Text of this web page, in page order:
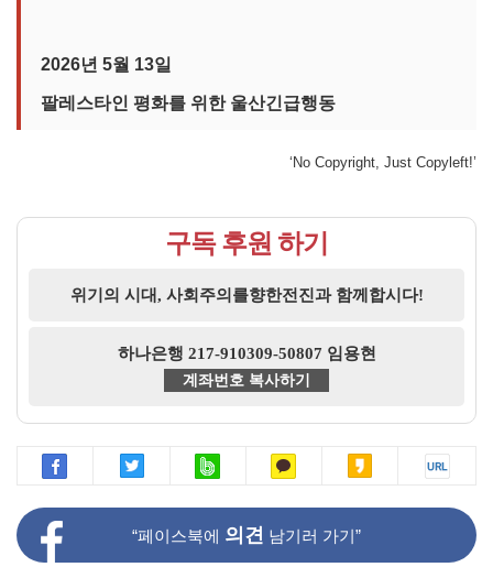
2026년 5월 13일
팔레스타인 평화를 위한 울산긴급행동
‘No Copyright, Just Copyleft!’
구독 후원 하기
위기의 시대, 사회주의를향한전진과 함께합시다!
하나은행 217-910309-50807 임용현
계좌번호 복사하기
“페이스북에 의견 남기러 가기”